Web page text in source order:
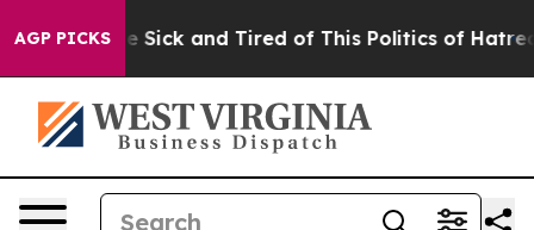
AGP PICKS
Are Sick and Tired of This Politics of Hatred”